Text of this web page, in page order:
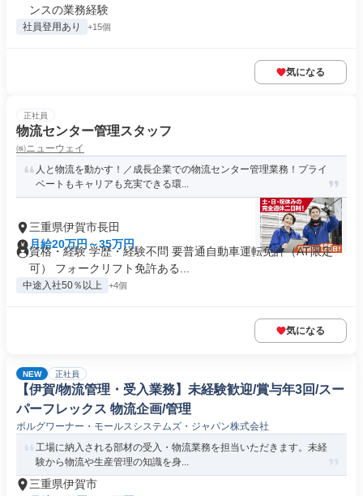
ンスの業務経験
社員登用あり +15個
気になる
正社員
物流センター管理スタッフ
㈱ニューウェイ
人と物流を動かす！／成長企業での物流センター管理業務！プライ
ベートもキャリアも充実できる環...
三重県伊賀市長田
月給20万円～35万円
資格・経験 学歴・経験不問 要普通自動車運転免許（AT限定
可） フォークリフト免許ある...
中途入社50％以上 +4個
気になる
NEW 正社員
【伊賀/物流管理・受入業務】未経験歓迎/賞与年3回/スー
パーフレックス 物流企画/管理
ボルグワーナー・モールスシステムズ・ジャパン株式会社
工場に納入される部材の受入・物流業務を担当いただきます。未経
験から物流や生産管理の知識を身...
三重県伊賀市